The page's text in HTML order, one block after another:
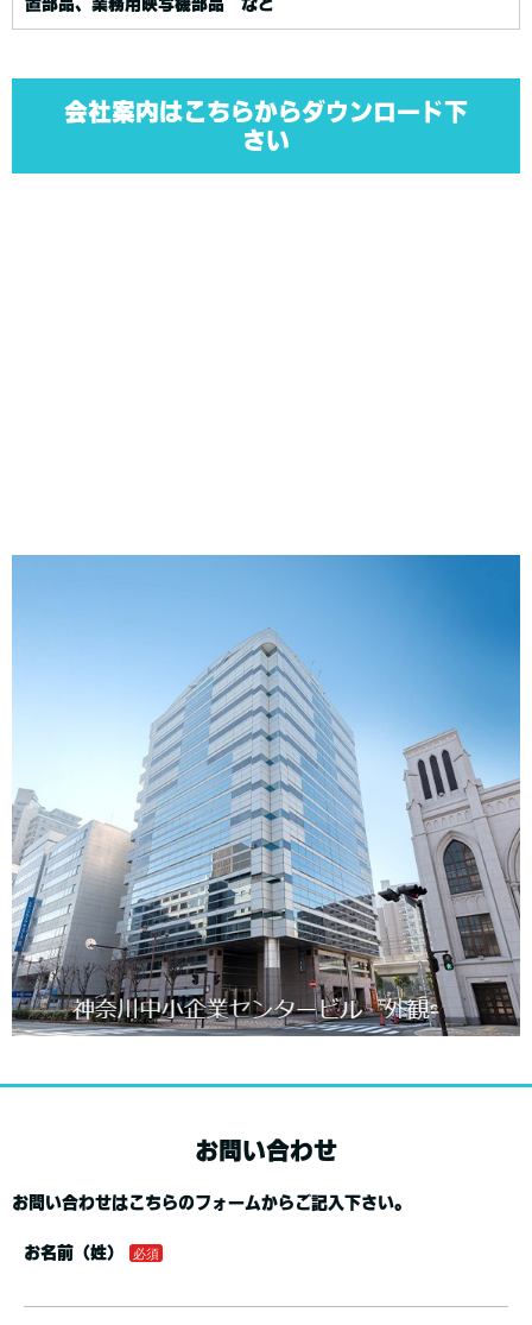
置部品、業務用映写機部品 など
会社案内はこちらからダウンロード下
さい
お問い合わせ
お問い合わせはこちらのフォームからご記入下さい。
お名前（姓）